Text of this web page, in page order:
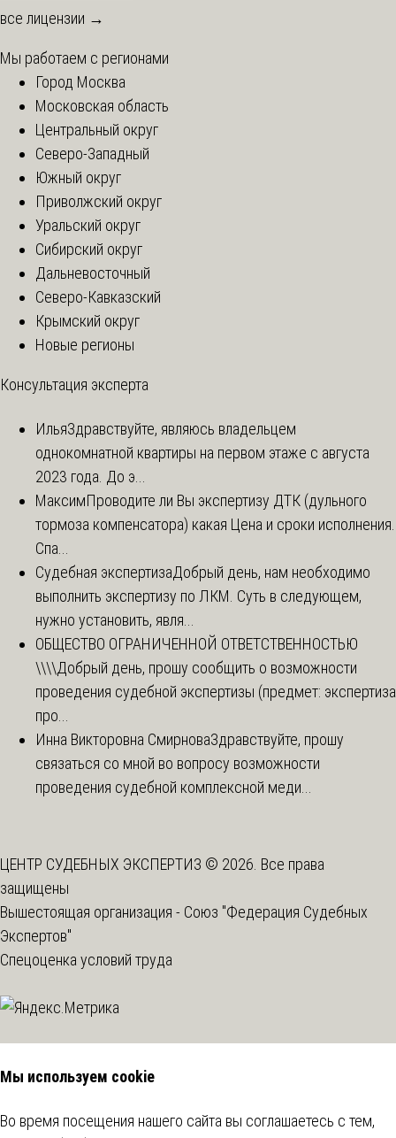
все лицензии →
Мы работаем с регионами
Город Москва
Московская область
Центральный округ
Северо-Западный
Южный округ
Приволжский округ
Уральский округ
Сибирский округ
Дальневосточный
Северо-Кавказский
Крымский округ
Новые регионы
Консультация эксперта
ИльяЗдравствуйте, являюсь владельцем
однокомнатной квартиры на первом этаже с августа
2023 года. До э...
МаксимПроводите ли Вы экспертизу ДТК (дульного
тормоза компенсатора) какая Цена и сроки исполнения.
Спа...
Судебная экспертизаДобрый день, нам необходимо
выполнить экспертизу по ЛКМ. Суть в следующем,
нужно установить, явля...
ОБЩЕСТВО ОГРАНИЧЕННОЙ ОТВЕТСТВЕННОСТЬЮ
\\\\Добрый день, прошу сообщить о возможности
проведения судебной экспертизы (предмет: экспертиза
про...
Инна Викторовна СмирноваЗдравствуйте, прошу
связаться со мной во вопросу возможности
проведения судебной комплексной меди...
ЦЕНТР СУДЕБНЫХ ЭКСПЕРТИЗ © 2026. Все права
защищены
Вышестоящая организация - Союз "Федерация Судебных
Экспертов"
Спецоценка условий труда
Мы используем cookie
Во время посещения нашего сайта вы соглашаетесь с тем,